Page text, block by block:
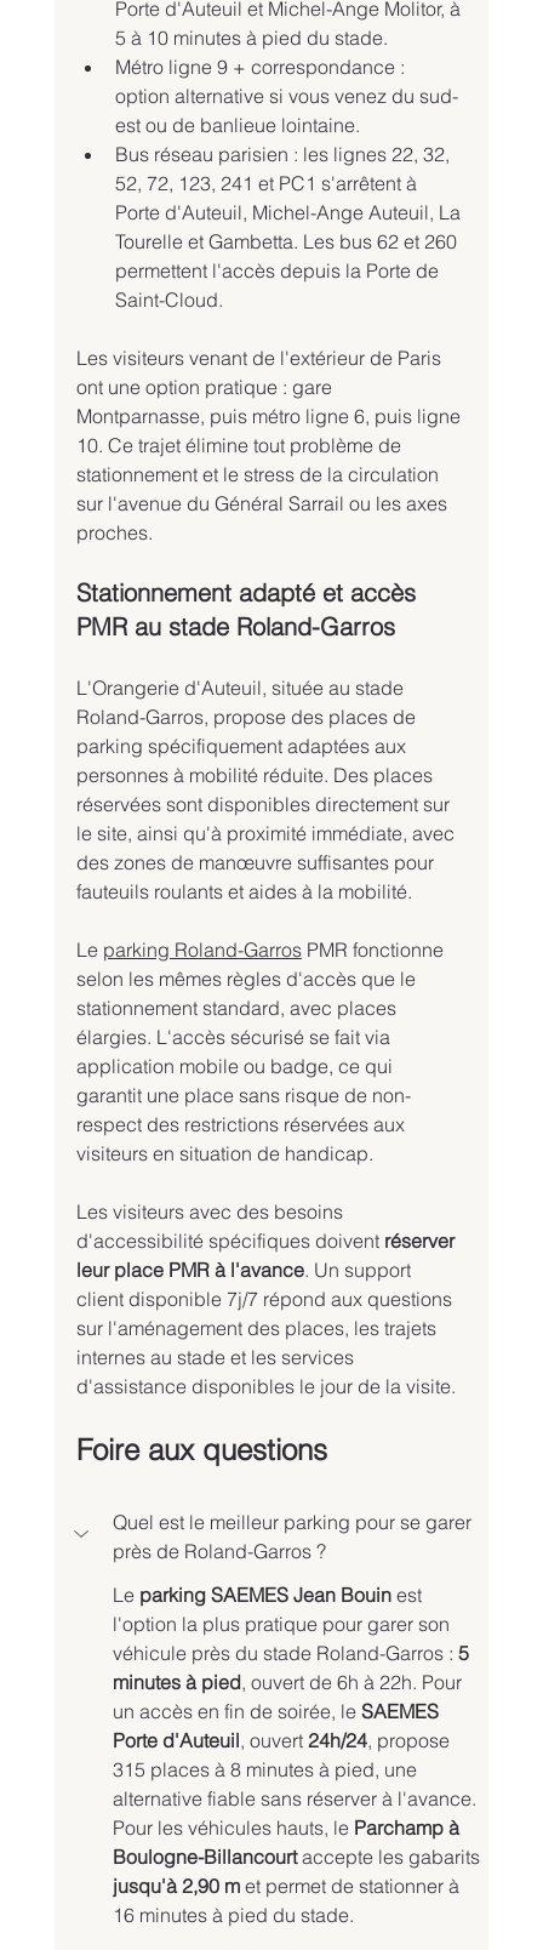
Porte d'Auteuil et Michel-Ange Molitor, à
5 à 10 minutes à pied du stade.
Métro ligne 9 + correspondance :
option alternative si vous venez du sud-
est ou de banlieue lointaine.
Bus réseau parisien : les lignes 22, 32,
52, 72, 123, 241 et PC1 s'arrêtent à
Porte d'Auteuil, Michel-Ange Auteuil, La
Tourelle et Gambetta. Les bus 62 et 260
permettent l'accès depuis la Porte de
Saint-Cloud.
Les visiteurs venant de l'extérieur de Paris
ont une option pratique : gare
Montparnasse, puis métro ligne 6, puis ligne
10. Ce trajet élimine tout problème de
stationnement et le stress de la circulation
sur l'avenue du Général Sarrail ou les axes
proches.
Stationnement adapté et accès
PMR au stade Roland-Garros
L'Orangerie d'Auteuil, située au stade
Roland-Garros, propose des places de
parking spécifiquement adaptées aux
personnes à mobilité réduite. Des places
réservées sont disponibles directement sur
le site, ainsi qu'à proximité immédiate, avec
des zones de manœuvre suffisantes pour
fauteuils roulants et aides à la mobilité.
Le parking Roland-Garros PMR fonctionne
selon les mêmes règles d'accès que le
stationnement standard, avec places
élargies. L'accès sécurisé se fait via
application mobile ou badge, ce qui
garantit une place sans risque de non-
respect des restrictions réservées aux
visiteurs en situation de handicap.
Les visiteurs avec des besoins
d'accessibilité spécifiques doivent réserver
leur place PMR à l'avance. Un support
client disponible 7j/7 répond aux questions
sur l'aménagement des places, les trajets
internes au stade et les services
d'assistance disponibles le jour de la visite.
Foire aux questions
Quel est le meilleur parking pour se garer
près de Roland-Garros ?
Le parking SAEMES Jean Bouin est
l'option la plus pratique pour garer son
véhicule près du stade Roland-Garros : 5
minutes à pied, ouvert de 6h à 22h. Pour
un accès en fin de soirée, le SAEMES
Porte d'Auteuil, ouvert 24h/24, propose
315 places à 8 minutes à pied, une
alternative fiable sans réserver à l'avance.
Pour les véhicules hauts, le Parchamp à
Boulogne-Billancourt accepte les gabarits
jusqu'à 2,90 m et permet de stationner à
16 minutes à pied du stade.